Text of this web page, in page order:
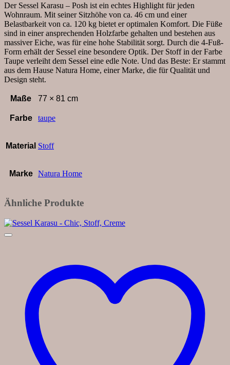
Der Sessel Karasu – Posh ist ein echtes Highlight für jeden
Wohnraum. Mit seiner Sitzhöhe von ca. 46 cm und einer
Belastbarkeit von ca. 120 kg bietet er optimalen Komfort. Die Füße
sind in einer ansprechenden Holzfarbe gehalten und bestehen aus
massiver Eiche, was für eine hohe Stabilität sorgt. Durch die 4-Fuß-
Form erhält der Sessel eine besondere Optik. Der Stoff in der Farbe
Taupe verleiht dem Sessel eine edle Note. Und das Beste: Er stammt
aus dem Hause Natura Home, einer Marke, die für Qualität und
Design steht.
Maße 77 × 81 cm
Farbe taupe
Material Stoff
Marke Natura Home
Ähnliche Produkte